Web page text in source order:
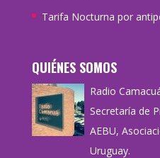
Tarifa Nocturna por
QUIÉNES SOMOS
Radio
Secretaría de
AEBU,
Uruguay.